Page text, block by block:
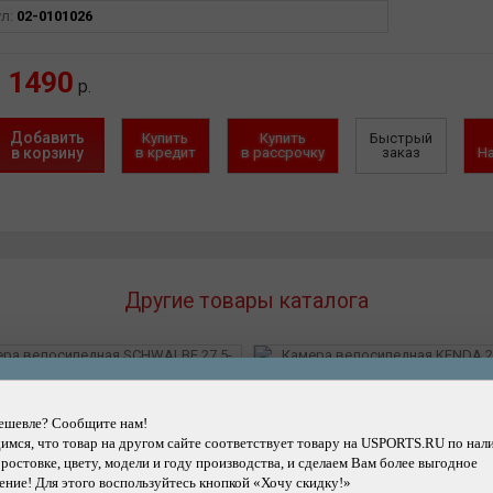
02-0101026
1490 р.
Сообщите нам!
что товар на другом сайте соответствует товару на USPORTS.RU по
цвету, модели и году производства, и сделаем Вам более выгодное
Для этого воспользуйтесь кнопкой «Хочу скидку!»
Добавить
в корзину
Купить
в кредит
Купить
в рассрочку
Быстрый
заказ
Другие товары каталога
Подробнее
велосипедная SCHWALBE
спорт усиленная SV19AP
2.40 (40/62-584/622) IB
Камера велосипедная
авто ниппель, размер 1.75 -
усиленная толщина стенки